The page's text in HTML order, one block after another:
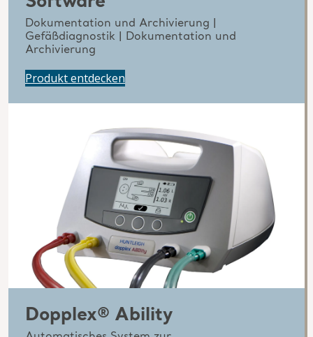
Dokumentation und Archivierung |
Gefäßdiagnostik | Dokumentation und
Archivierung
Produkt entdecken
Dopplex® Ability